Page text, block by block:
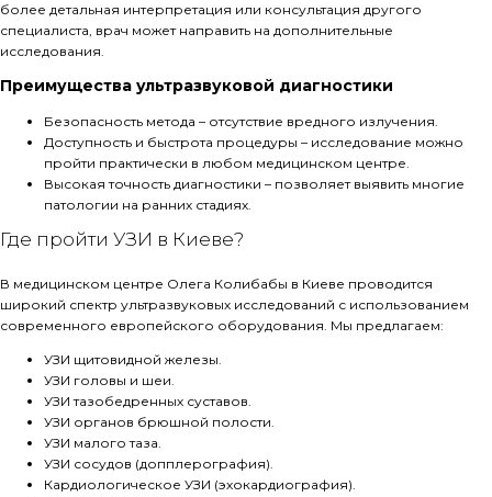
более детальная интерпретация или консультация другого
специалиста, врач может направить на дополнительные
исследования.
Преимущества ультразвуковой диагностики
Безопасность метода – отсутствие вредного излучения.
Доступность и быстрота процедуры – исследование можно
пройти практически в любом медицинском центре.
Высокая точность диагностики – позволяет выявить многие
патологии на ранних стадиях.
Где пройти УЗИ в Киеве?
В медицинском центре Олега Колибабы в Киеве проводится
широкий спектр ультразвуковых исследований с использованием
современного европейского оборудования. Мы предлагаем:
УЗИ щитовидной железы.
УЗИ головы и шеи.
УЗИ тазобедренных суставов.
УЗИ органов брюшной полости.
УЗИ малого таза.
УЗИ сосудов (допплерография).
Кардиологическое УЗИ (эхокардиография).